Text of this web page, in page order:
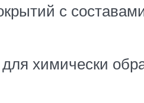
с
для химически